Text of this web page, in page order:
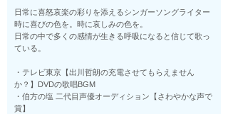
日常に喜怒哀楽の彩りを添えるシンガーソングライター
時に喜びの色を。時に哀しみの色を。
日常の中で多くの感情が生きる呼吸になると信じて歌っ
ている。
・テレビ東京【出川哲朗の充電させてもらえません
か？】DVDの歌唱BGM
・伯方の塩 二代目声優オーディション【さわやかな声で
賞】